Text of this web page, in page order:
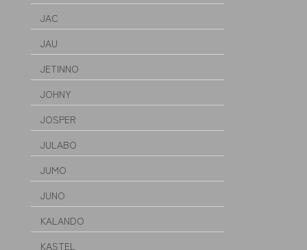
JAC
JAU
JETINNO
JOHNY
JOSPER
JULABO
JUMO
JUNO
KALANDO
KASTEL